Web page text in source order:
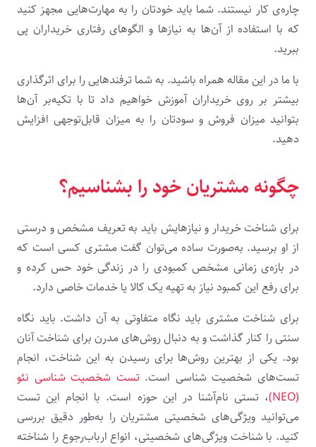
چاره‌ی کار نیستند. شما باید خودتان را به مهارت‌هایی مجهز کنید
که با استفاده از آن‌ها به نیازها و الگوهای رفتاری خریداران پی
ببرید.
با ما در این مقاله همراه باشید. به شما ترفندهایی را برای اثرگذاری
بیشتر بر روی خریداران آموزش خواهیم داد تا با تکیه‌بر آن‌ها
بتوانید میزان فروش و سودتان را به میزان قابل‌توجهی افزایش
دهید.
چگونه مشتریان خود را بشناسیم؟
برای شناخت خریدار و نیازهایش باید به تعریف مشخص و درستی
از او برسید. به‌صورت ساده می‌توان گفت مشتری کسی است که
در بازه‌ی زمانی مشخص کمبودی را در زندگی خود حس کرده و
برای رفع این کمبود نیاز به تهیه یک کالا یا خدمات خاصی دارد.
برای شناخت مشتری باید نگاه متفاوتی به آن داشت. باید نگاه
سنتی را کنار گذاشت و به دنبال روش‌های مدرن برای شناخت آنان
بود. یکی از بهترین روش‌ها برای رسیدن به این شناخت، انجام
تست‌های شخصیت شناسی است.تست شخصیت شناسی نئو
(NEO)
، تستی نام‌آشنا در این حوزه است. با انجام این تست
می‌توانید ویژگی‌های شخصیتی مشتریان را به‌طور دقیق بررسی
کنید. با شناخت ویژگی‌های شخصیتی، انواع ارباب‌رجوع را شناخته